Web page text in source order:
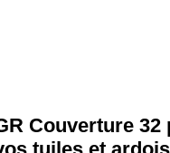
Couverture